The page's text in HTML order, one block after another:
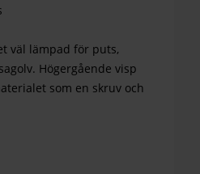
väl lämpad för puts,
Högergående visp
som en skruv och